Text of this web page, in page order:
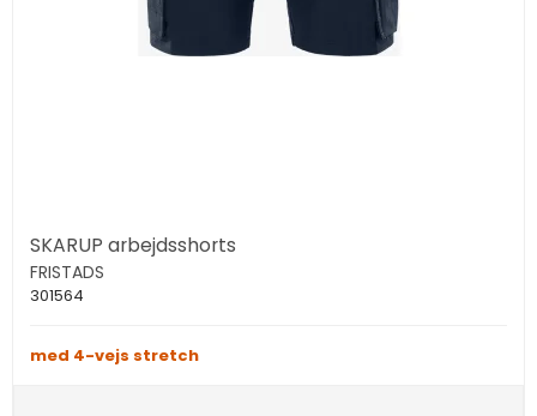
SKARUP arbejdsshorts
FRISTADS
301564
med 4-vejs stretch